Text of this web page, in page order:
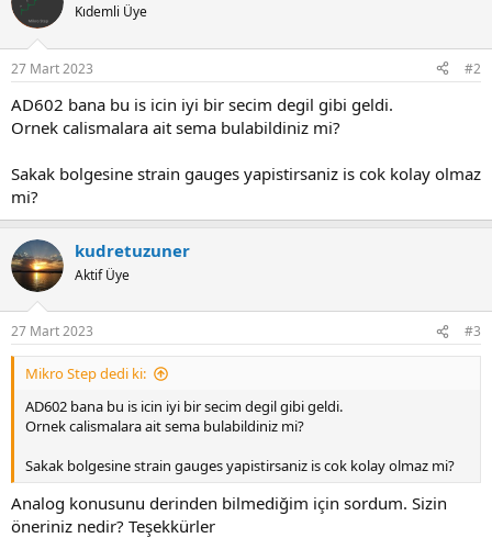
Kıdemli Üye
27 Mart 2023 #2
AD602 bana bu is icin iyi bir secim degil gibi geldi.
Ornek calismalara ait sema bulabildiniz mi?
Sakak bolgesine strain gauges yapistirsaniz is cok kolay olmaz
mi?
kudretuzuner
Aktif Üye
27 Mart 2023 #3
Mikro Step dedi ki:
AD602 bana bu is icin iyi bir secim degil gibi geldi.
Ornek calismalara ait sema bulabildiniz mi?
Sakak bolgesine strain gauges yapistirsaniz is cok kolay olmaz mi?
Analog konusunu derinden bilmediğim için sordum. Sizin
öneriniz nedir? Teşekkürler